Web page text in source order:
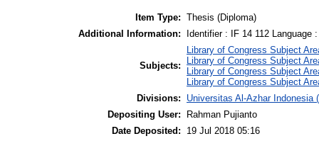
Item Type: Thesis (Diploma)
Additional Information:
Identifier : IF 14 112
Subjects:
Library of Congress Subject
Library of Congress Subject
Library of Congress Subject
Library of Congress Subject
Divisions:
Universitas Al-Azhar
Depositing User:
Rahman Pujianto
Date Deposited:
19 Jul 2018 05:16